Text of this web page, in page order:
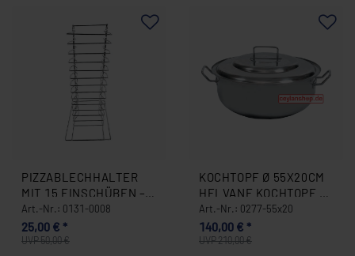
PIZZABLECHHALTER
MIT 15 EINSCHÜBEN –
NUR ZUR MITNAHME
0131-0008
Art.-Nr.: 0131-0008
UVP 50,00 €
25,00 € *
KOCHTOPF Ø 55X20CM
HELVANE KOCHTOPF Ø
55X20CM HELVANE
0277-55X20
Art.-Nr.: 0277-55x20
UVP 210,00 €
140,00 € *